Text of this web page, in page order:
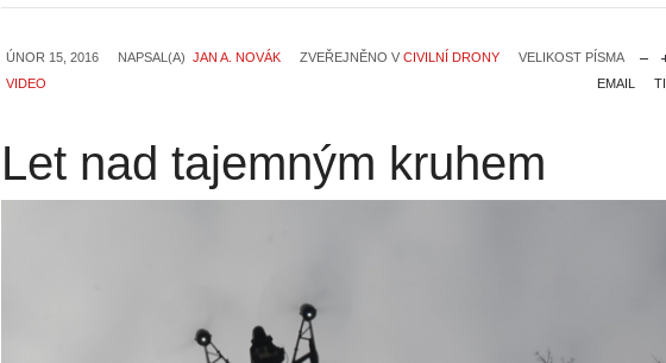
ÚNOR 15, 2016 NAPSAL(A) JAN A. NOVÁK ZVEŘEJNĚNO V CIVILNÍ DRONY
VELIKOST PÍSMA
EMAIL
VIDEO
Let nad tajemným kruhem